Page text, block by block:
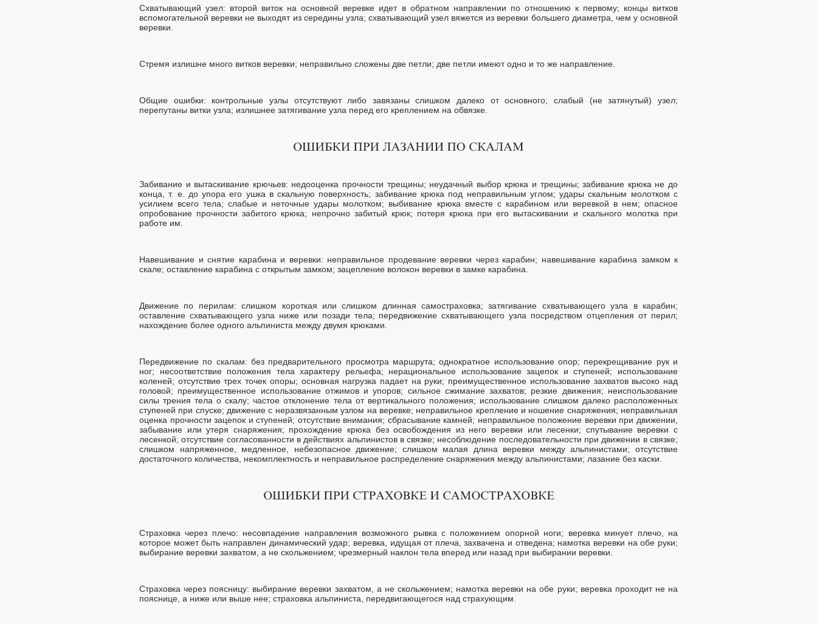
Схватывающий узел: второй виток на основной веревке идет в обратном направлении по отношению к первому; концы витков
вспомогательной веревки не выходят из середины узла; схватывающий узел вяжется из веревки большего диаметра, чем у основной
веревки.
Стремя излишне много витков веревки; неправильно сложены две петли; две петли имеют одно и то же направление.
Общие ошибки: контрольные узлы отсутствуют либо завязаны слишком далеко от основного; слабый (не затянутый) узел;
перепутаны витки узла; излишнее затягивание узла перед его креплением на обвязке.
Забивание и вытаскивание крючьев: недооценка прочности трещины; неудачный выбор крюка и трещины; забивание крюка не до
конца, т. е. до упора его ушка в скальную поверхность; забивание крюка под неправильным углом; удары скальным молотком с
усилием всего тела; слабые и неточные удары молотком; выбивание крюка вместе с карабином или веревкой в нем; опасное
опробование прочности забитого крюка; непрочно забитый крюк; потеря крюка при его вытаскивании и скального молотка при
работе им.
Навешивание и снятие карабина и веревки: неправильное продевание веревки через карабин; навешивание карабина замком к
скале; оставление карабина с открытым замком; зацепление волокон веревки в замке карабина.
Движение по перилам: слишком короткая или слишком длинная самостраховка; затягивание схватывающего узла в карабин;
оставление схватывающего узла ниже или позади тела; передвижение схватывающего узла посредством отцепления от перил;
нахождение более одного альпиниста между двумя крюками.
Передвижение по скалам: без предварительного просмотра маршрута; однократное использование опор; перекрещивание рук и
ног; несоответствие положения тела характеру рельефа; нерациональное использование зацепок и ступеней; использование
коленей; отсутствие трех точек опоры; основная нагрузка падает на руки; преимущественное использование захватов высоко над
головой; преимущественное использование отжимов и упоров; сильное сжимание захватов; резкие движения; неиспользование
силы трения тела о скалу; частое отклонение тела от вертикального положения; использование слишком далеко расположенных
ступеней при спуске; движение с неразвязанным узлом на веревке; неправильное крепление и ношение снаряжения; неправильная
оценка прочности зацепок и ступеней; отсутствие внимания; сбрасывание камней; неправильное положение веревки при движении,
забывание или утеря снаряжения; прохождение крюка без освобождения из него веревки или лесенки; спутывание веревки с
лесенкой; отсутствие согласованности в действиях альпинистов в связке; несоблюдение последовательности при движении в связке;
слишком напряженное, медленное, небезопасное движение; слишком малая длина веревки между альпинистами; отсутствие
достаточного количества, некомплектность и неправильное распределение снаряжения между альпинистами; лазание без каски.
Страховка через плечо: несовпадение направления возможного рывка с положением опорной ноги; веревка минует плечо, на
которое может быть направлен динамический удар; веревка, идущая от плеча, захвачена и отведена; намотка веревки на обе руки;
выбирание веревки захватом, а не скольжением; чрезмерный наклон тела вперед или назад при выбирании веревки.
Страховка через поясницу: выбирание веревки захватом, а не скольжением; намотка веревки на обе руки; веревка проходит не на
пояснице, а ниже или выше нее; страховка альпиниста, передвигающегося над страхующим.